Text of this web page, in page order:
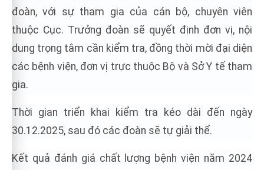
đoàn, với sự tham gia của cán bộ, chuyên viên
thuộc Cục. Trưởng đoàn sẽ quyết định đơn vị, nội
dung trọng tâm cần kiểm tra, đồng thời mời đại diện
các bệnh viện, đơn vị trực thuộc Bộ và Sở Y tế tham
gia.
Thời gian triển khai kiểm tra kéo dài đến ngày
30.12.2025, sau đó các đoàn sẽ tự giải thể.
Kết quả đánh giá chất lượng bệnh viện năm 2024